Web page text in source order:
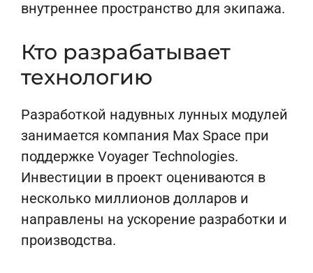
внутреннее пространство для экипажа.
Кто разрабатывает
технологию
Разработкой надувных лунных модулей
занимается компания Max Space при
поддержке Voyager Technologies.
Инвестиции в проект оцениваются в
несколько миллионов долларов и
направлены на ускорение разработки и
производства.